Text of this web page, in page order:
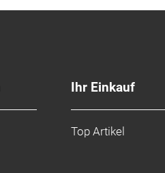
Ihr Einkauf
Top Artikel